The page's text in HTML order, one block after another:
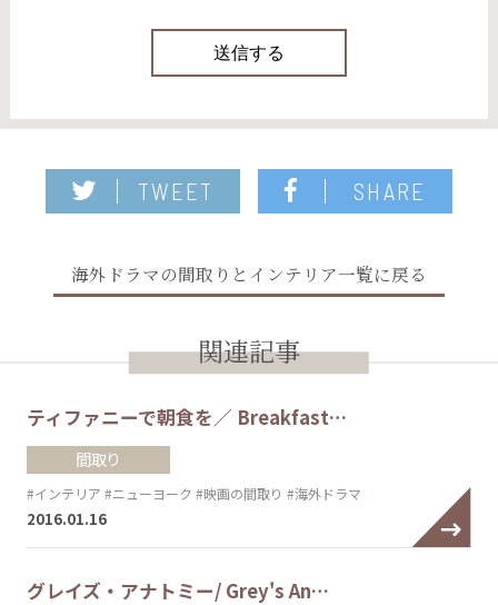
TWEET SHARE
海外ドラマの間取りとインテリア一覧に戻る
関連記事
ティファニーで朝食を／ Breakfast…
間取り
#インテリア #ニューヨーク #映画の間取り #海外ドラマ
2016.01.16
グレイズ・アナトミー/ Grey's An…